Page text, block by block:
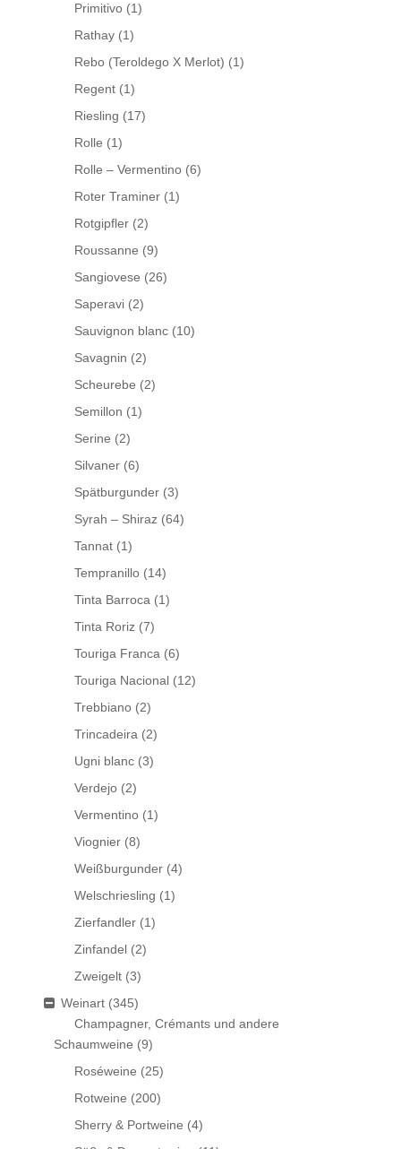
Primitivo (1)
Rathay (1)
Rebo (Teroldego X Merlot) (1)
Regent (1)
Riesling (17)
Rolle (1)
Rolle – Vermentino (6)
Roter Traminer (1)
Rotgipfler (2)
Roussanne (9)
Sangiovese (26)
Saperavi (2)
Sauvignon blanc (10)
Savagnin (2)
Scheurebe (2)
Semillon (1)
Serine (2)
Silvaner (6)
Spätburgunder (3)
Syrah – Shiraz (64)
Tannat (1)
Tempranillo (14)
Tinta Barroca (1)
Tinta Roriz (7)
Touriga Franca (6)
Touriga Nacional (12)
Trebbiano (2)
Trincadeira (2)
Ugni blanc (3)
Verdejo (2)
Vermentino (1)
Viognier (8)
Weißburgunder (4)
Welschriesling (1)
Zierfandler (1)
Zinfandel (2)
Zweigelt (3)
Weinart (345)
Champagner, Crémants und andere
Schaumweine (9)
Roséweine (25)
Rotweine (200)
Sherry & Portweine (4)